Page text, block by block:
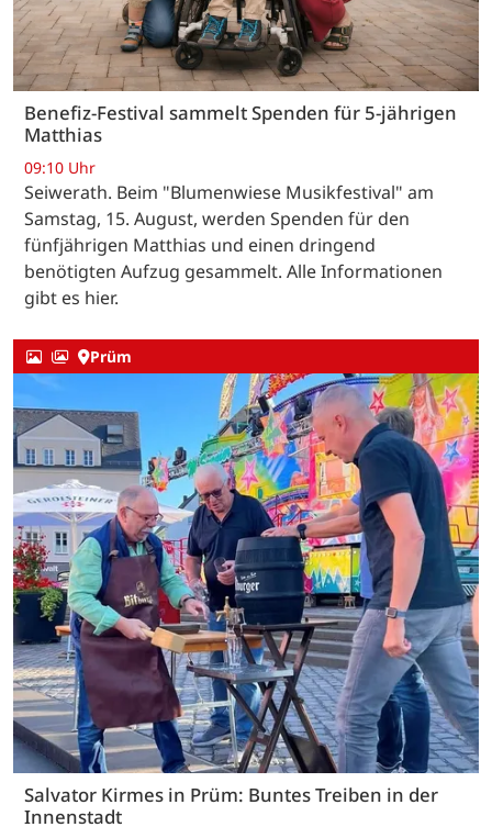
Benefiz-Festival sammelt Spenden für 5-jährigen
Matthias
09:10 Uhr
Seiwerath. Beim "Blumenwiese Musikfestival" am
Samstag, 15. August, werden Spenden für den
fünfjährigen Matthias und einen dringend
benötigten Aufzug gesammelt. Alle Informationen
gibt es hier.
Prüm
Salvator Kirmes in Prüm: Buntes Treiben in der
Innenstadt